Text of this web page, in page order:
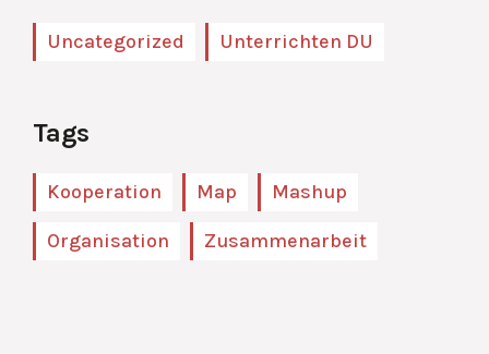
Uncategorized Unterrichten DU
Tags
Kooperation Map Mashup
Organisation Zusammenarbeit